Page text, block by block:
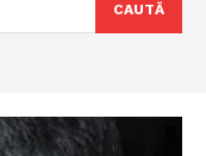
CAUTĂ